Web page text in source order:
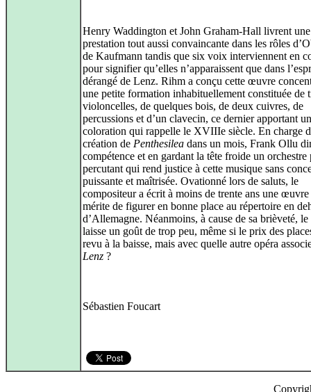
Henry Waddington et John Graham-Hall livrent une
prestation tout aussi convaincante dans les rôles
de Kaufmann tandis que six voix interviennent en
pour signifier qu’elles n’apparaissent que dans
dérangé de Lenz. Rihm a conçu cette œuvre
une petite formation inhabituellement constituée de
violoncelles, de quelques bois, de deux cuivres, de
percussions et d’un clavecin, ce dernier apportant
coloration qui rappelle le XVIIIe siècle. En charge
création de Penthesilea dans un mois, Frank Ollu
compétence et en gardant la tête froide un orchestre
percutant qui rend justice à cette musique sans
puissante et maîtrisée. Ovationné lors de saluts, le
compositeur a écrit à moins de trente ans une
mérite de figurer en bonne place au répertoire en
d’Allemagne. Néanmoins, à cause de sa brièveté, le
laisse un goût de trop peu, même si le prix des
revu à la baisse, mais avec quelle autre opéra
Lenz ?
Sébastien Foucart